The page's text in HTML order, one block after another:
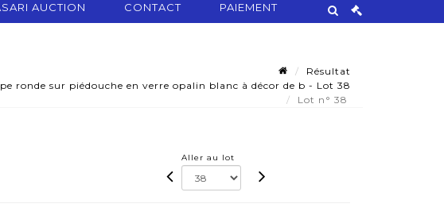
AUCTION CONTACT PAIEMENT
Résultat
ronde sur piédouche en verre opalin blanc à décor de b - Lot 38
Lot n° 38
Aller au lot